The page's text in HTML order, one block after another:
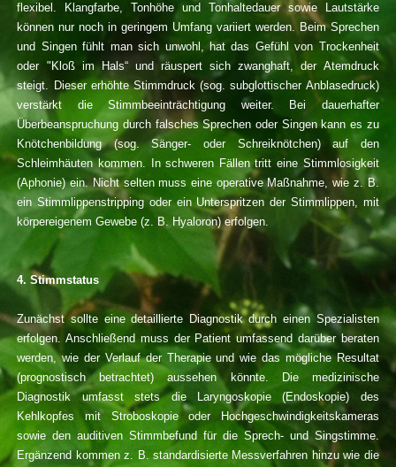
flexibel. Klangfarbe, Tonhöhe und Tonhaltedauer sowie Lautstärke
können nur noch in geringem Umfang variiert werden. Beim Sprechen
und Singen fühlt man sich unwohl, hat das Gefühl von Trockenheit
oder "Kloß im Hals“ und räuspert sich zwanghaft, der Atemdruck
steigt. Dieser erhöhte Stimmdruck (sog. subglottischer Anblasedruck)
verstärkt die Stimmbeeinträchtigung weiter. Bei dauerhafter
Überbeanspruchung durch falsches Sprechen oder Singen kann es zu
Knötchenbildung (sog. Sänger- oder Schreiknötchen) auf den
Schleimhäuten kommen. In schweren Fällen tritt eine Stimmlosigkeit
(Aphonie) ein. Nicht selten muss eine operative Maßnahme, wie z. B.
ein Stimmlippenstripping oder ein Unterspritzen der Stimmlippen, mit
körpereigenem Gewebe (z. B. Hyaloron) erfolgen.
4. Stimmstatus
Zunächst sollte eine detaillierte Diagnostik durch einen Spezialisten
erfolgen. Anschließend muss der Patient umfassend darüber beraten
werden, wie der Verlauf der Therapie und wie das mögliche Resultat
(prognostisch betrachtet) aussehen könnte. Die medizinische
Diagnostik umfasst stets die Laryngoskopie (Endoskopie) des
Kehlkopfes mit Stroboskopie oder Hochgeschwindigkeitskameras
sowie den auditiven Stimmbefund für die Sprech- und Singstimme.
Ergänzend kommen z. B. standardisierte Messverfahren hinzu wie die